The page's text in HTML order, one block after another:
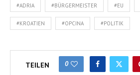
#ADRIA #BÜRGERMEISTER #EU
#KROATIEN #OPCINA #POLITIK
TEILEN 0